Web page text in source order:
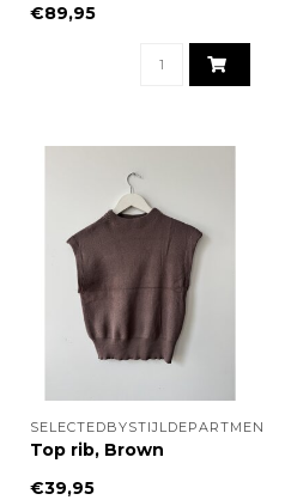
€89,95
SELECTEDBYSTIJLDEPARTMENT
Top rib, Brown
€39,95